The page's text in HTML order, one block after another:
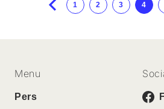
1 2 3 4
Menu
Pers